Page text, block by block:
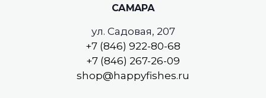
САМАРА
ул. Садовая, 207
+7 (846) 922-80-68
+7 (846) 267-26-09
shop@happyfishes.ru